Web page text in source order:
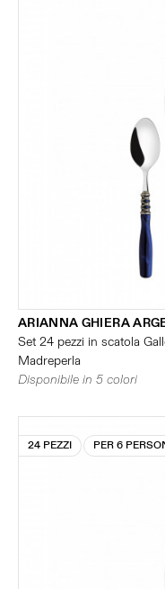
ARIANNA GHIERA
Set 24 pezzi in scatola
Madreperla
Disponibile in 5 colori
24 PEZZI PER 6